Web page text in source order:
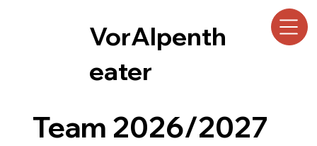
VorAlpenth
eater
Team 2026/2027